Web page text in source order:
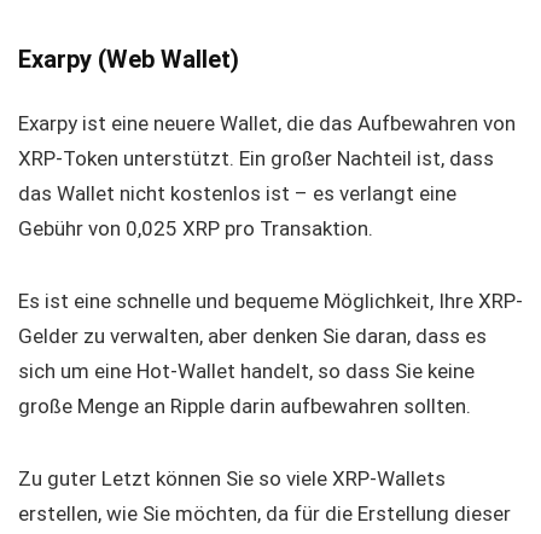
Exarpy (Web Wallet)
Exarpy ist eine neuere Wallet, die das Aufbewahren von
XRP-Token unterstützt. Ein großer Nachteil ist, dass
das Wallet nicht kostenlos ist – es verlangt eine
Gebühr von 0,025 XRP pro Transaktion.
Es ist eine schnelle und bequeme Möglichkeit, Ihre XRP-
Gelder zu verwalten, aber denken Sie daran, dass es
sich um eine Hot-Wallet handelt, so dass Sie keine
große Menge an Ripple darin aufbewahren sollten.
Zu guter Letzt können Sie so viele XRP-Wallets
erstellen, wie Sie möchten, da für die Erstellung dieser